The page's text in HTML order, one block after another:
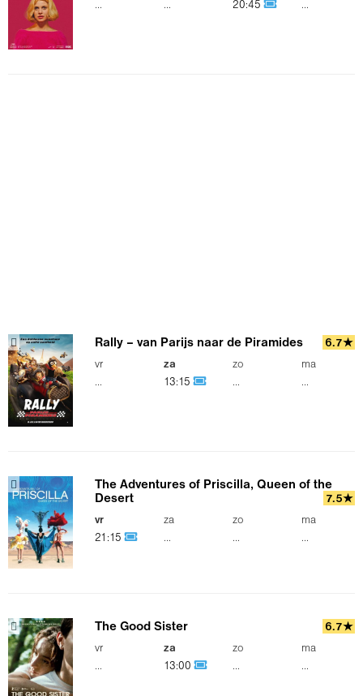
...
...
20:45
...
Rally – van Parijs naar de Piramides 6.7★
vr
...
za
13:15
zo
...
ma
...
The Adventures of Priscilla, Queen of the
Desert
7.5★
vr
21:15
za
...
zo
...
ma
...
The Good Sister 6.7★
vr
...
za
13:00
zo
...
ma
...